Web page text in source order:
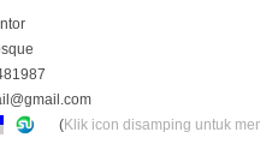
(Klik icon disamping untuk